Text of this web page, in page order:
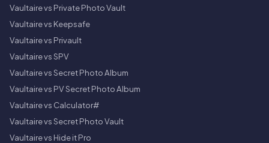
Vaultaire vs Private Photo Vault
Vaultaire vs Keepsafe
Vaultaire vs Privault
Vaultaire vs SPV
Vaultaire vs Secret Photo Album
Vaultaire vs PV Secret Photo Album
Vaultaire vs Calculator#
Vaultaire vs Secret Photo Vault
Vaultaire vs Hide it Pro